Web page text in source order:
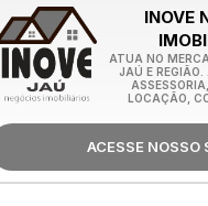
INOVE
ATUA NO
JAÚ E
LOCAÇÃO,
ACESSE NOSSO